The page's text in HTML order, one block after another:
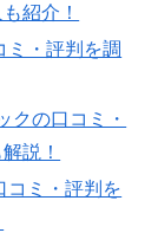
紹介！
ミ・評判を調
クの口コミ・
説！
コミ・評判を